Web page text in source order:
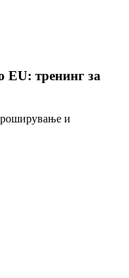
EU: тренинг за
и